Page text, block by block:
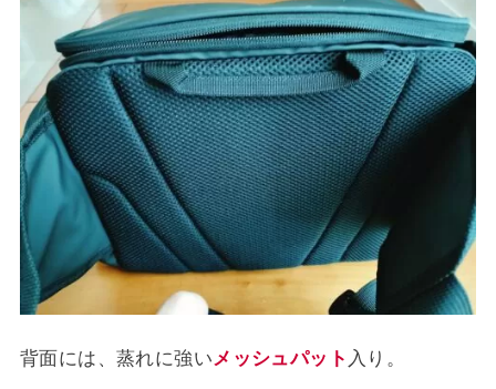
背面には、蒸れに強いメッシュパット 入り。